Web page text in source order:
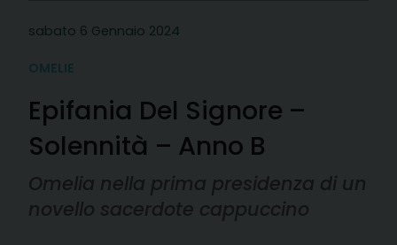
sabato 6 Gennaio 2024
OMELIE
Epifania Del Signore –
Solennità – Anno B
Omelia nella prima presidenza di un
novello sacerdote cappuccino